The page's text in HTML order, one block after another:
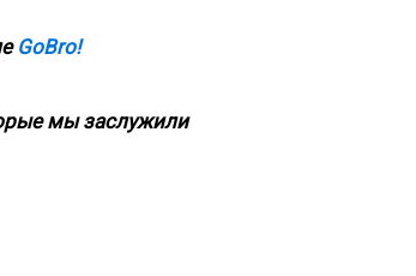
GoBro!
мы заслужили